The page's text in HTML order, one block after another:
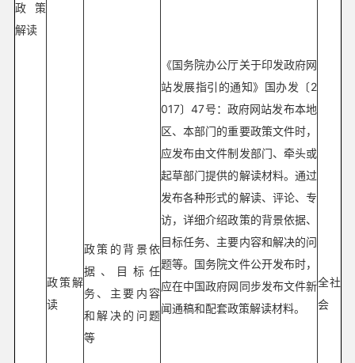
政策
解读
政策解
读
政策的背景依
据、目标任
务、主要内容
和解决的问题
等
全社
会
《国务院办公厅关于印发政府网
站发展指引的通知》国办发〔2
017〕47号：政府网站发布本地
区、本部门的重要政策文件时，
应发布由文件制发部门、牵头或
起草部门提供的解读材料。通过
发布各种形式的解读、评论、专
访，详细介绍政策的背景依据、
目标任务、主要内容和解决的问
题等。国务院文件公开发布时，
应在中国政府网同步发布文件新
闻通稿和配套政策解读材料。